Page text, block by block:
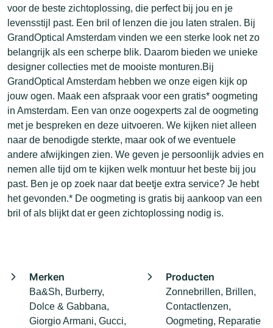
voor de beste zichtoplossing, die perfect bij jou en je
levensstijl past. Een bril of lenzen die jou laten stralen. Bij
GrandOptical Amsterdam vinden we een sterke look net zo
belangrijk als een scherpe blik. Daarom bieden we unieke
designer collecties met de mooiste monturen.Bij
GrandOptical Amsterdam hebben we onze eigen kijk op
jouw ogen. Maak een afspraak voor een gratis* oogmeting
in Amsterdam. Een van onze oogexperts zal de oogmeting
met je bespreken en deze uitvoeren. We kijken niet alleen
naar de benodigde sterkte, maar ook of we eventuele
andere afwijkingen zien. We geven je persoonlijk advies en
nemen alle tijd om te kijken welk montuur het beste bij jou
past. Ben je op zoek naar dat beetje extra service? Je hebt
het gevonden.* De oogmeting is gratis bij aankoop van een
bril of als blijkt dat er geen zichtoplossing nodig is.
Merken
Ba&Sh, Burberry,
Dolce & Gabbana,
Giorgio Armani, Gucci,
Producten
Zonnebrillen, Brillen,
Contactlenzen,
Oogmeting, Reparatie